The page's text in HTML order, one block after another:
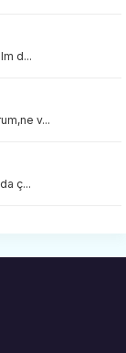
d...
v...
ç...